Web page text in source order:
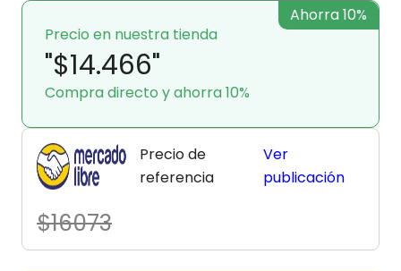
Precio en nuestra tienda
"$14.466"
Compra directo y ahorra 10%
Ahorra 10%
Precio de
referencia
$16073
Ver
publicación